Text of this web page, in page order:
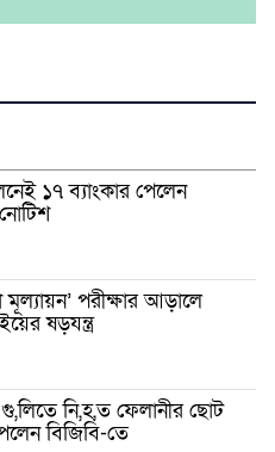
১৭ ব্যাংকার পেলেন
মূল্যায়ন’ পরীক্ষার আড়ালে
ষড়যন্ত্র
নি,হ,ত ফেলানীর ছোট
বিজিবি-তে